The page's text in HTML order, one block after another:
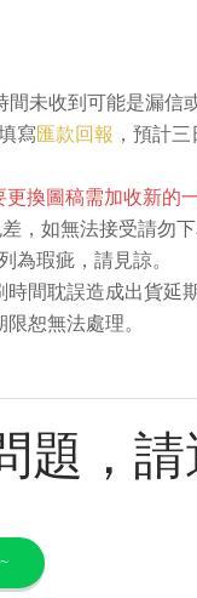
未收到可能是漏信
寫匯款回報 ，預計
換圖稿需加收新的
，如無法接受請勿下
為瑕疵，請見諒。
間耽誤造成出貨延
恕無法處理。
題，